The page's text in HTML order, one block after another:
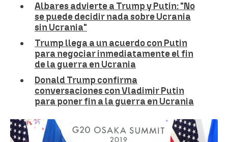
Albares advierte a Trump y Putin: "No
se puede decidir nada sobre Ucrania
sin Ucrania"
Trump llega a un acuerdo con Putin
para negociar inmediatamente el fin
de la guerra en Ucrania
Donald Trump confirma
conversaciones con Vladimir Putin
para poner fin a la guerra en Ucrania